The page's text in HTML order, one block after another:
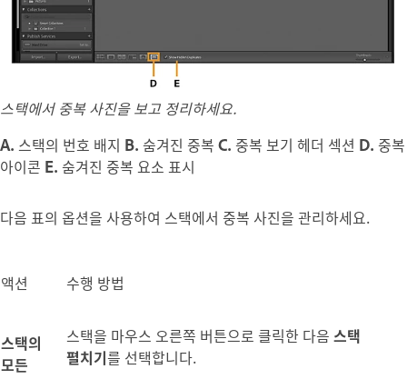
스택에서 중복 사진을 보고 정리하세요.
A. 스택의 번호 배지 B. 숨겨진 중복 C. 중복 보기 헤더 섹션 D. 중복
아이콘 E. 숨겨진 중복 요소 표시
다음 표의 옵션을 사용하여 스택에서 중복 사진을 관리하세요.
액션 수행 방법
스택의
모든
스택을 마우스 오른쪽 버튼으로 클릭한 다음 스택
펼치기를 선택합니다.